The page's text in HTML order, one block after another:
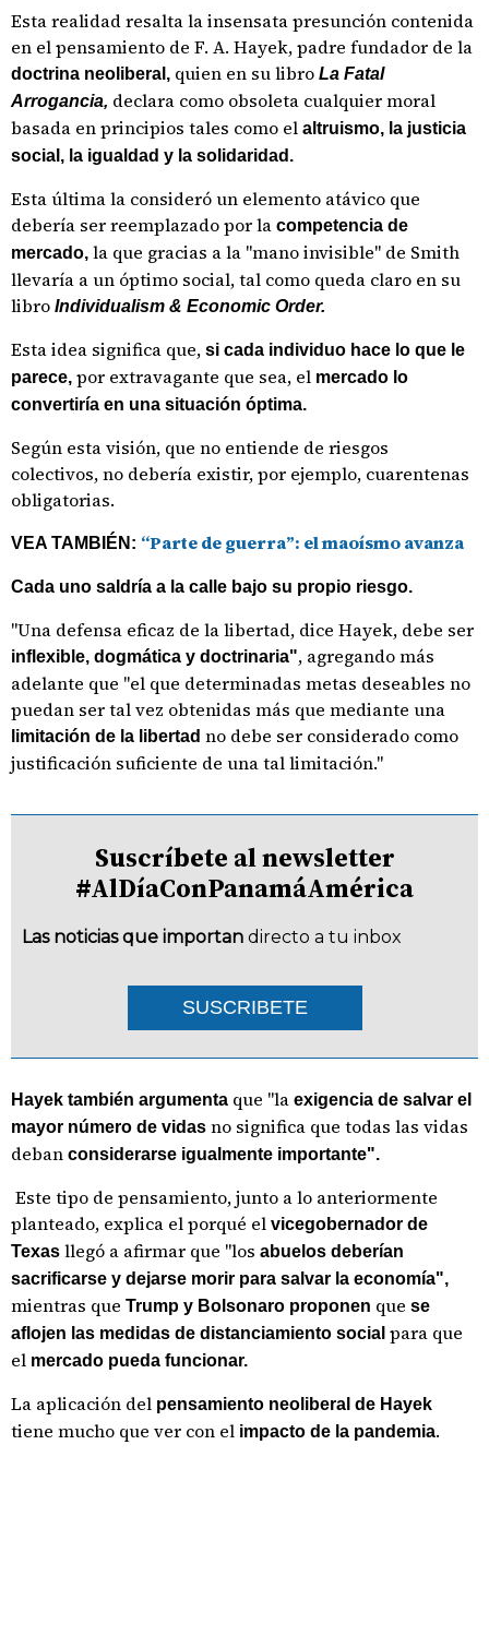
Esta realidad resalta la insensata presunción contenida
en el pensamiento de F. A. Hayek, padre fundador de la
doctrina neoliberal, quien en su libro La Fatal
Arrogancia, declara como obsoleta cualquier moral
basada en principios tales como el altruismo, la justicia
social, la igualdad y la solidaridad.
Esta última la consideró un elemento atávico que
debería ser reemplazado por la competencia de
mercado, la que gracias a la "mano invisible" de Smith
llevaría a un óptimo social, tal como queda claro en su
libro Individualism & Economic Order.
Esta idea significa que, si cada individuo hace lo que le
parece, por extravagante que sea, el mercado lo
convertiría en una situación óptima.
Según esta visión, que no entiende de riesgos
colectivos, no debería existir, por ejemplo, cuarentenas
obligatorias.
VEA TAMBIÉN: “Parte de guerra”: el maoísmo avanza
Cada uno saldría a la calle bajo su propio riesgo.
"Una defensa eficaz de la libertad, dice Hayek, debe ser
inflexible, dogmática y doctrinaria", agregando más
adelante que "el que determinadas metas deseables no
puedan ser tal vez obtenidas más que mediante una
limitación de la libertad no debe ser considerado como
justificación suficiente de una tal limitación."
Suscríbete al newsletter
#AlDíaConPanamáAmérica
Las noticias que importan directo a tu inbox
SUSCRIBETE
Hayek también argumenta que "la exigencia de salvar el
mayor número de vidas no significa que todas las vidas
deban considerarse igualmente importante".
Este tipo de pensamiento, junto a lo anteriormente
planteado, explica el porqué el vicegobernador de
Texas llegó a afirmar que "los abuelos deberían
sacrificarse y dejarse morir para salvar la economía",
mientras que Trump y Bolsonaro proponen que se
aflojen las medidas de distanciamiento social para que
el mercado pueda funcionar.
La aplicación del pensamiento neoliberal de Hayek
tiene mucho que ver con el impacto de la pandemia.